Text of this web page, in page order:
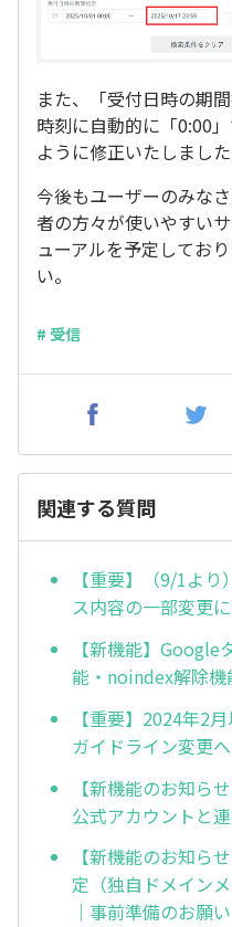
また、「受付日時の期
時刻に自動的に「0:00
ように修正いたしました
今後もユーザーのみな
者の方々が使いやすい
ューアルを予定してお
い。
# 受信
関連する質問
【重要】（9/1よ
ス内容の一部変更
【新機能】
能・noindex解除機
【重要】2024年2
ガイドライン変更
【新機能のお知ら
公式アカウントと
【新機能のお知ら
定（独自ドメイン
｜事前準備のお願い